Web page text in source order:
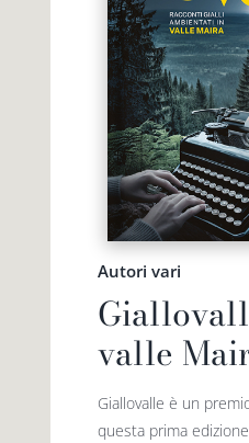
Autori vari
valle
Giallovalle è un
questa prima